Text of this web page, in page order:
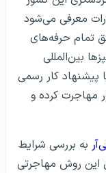
معرفی می‌شود
تمام حرفه‌های
بین‌المللی
پیشنهاد کار رسمی
مهاجرت کرده و
به بررسی شرایط
این روش مهاجرتی